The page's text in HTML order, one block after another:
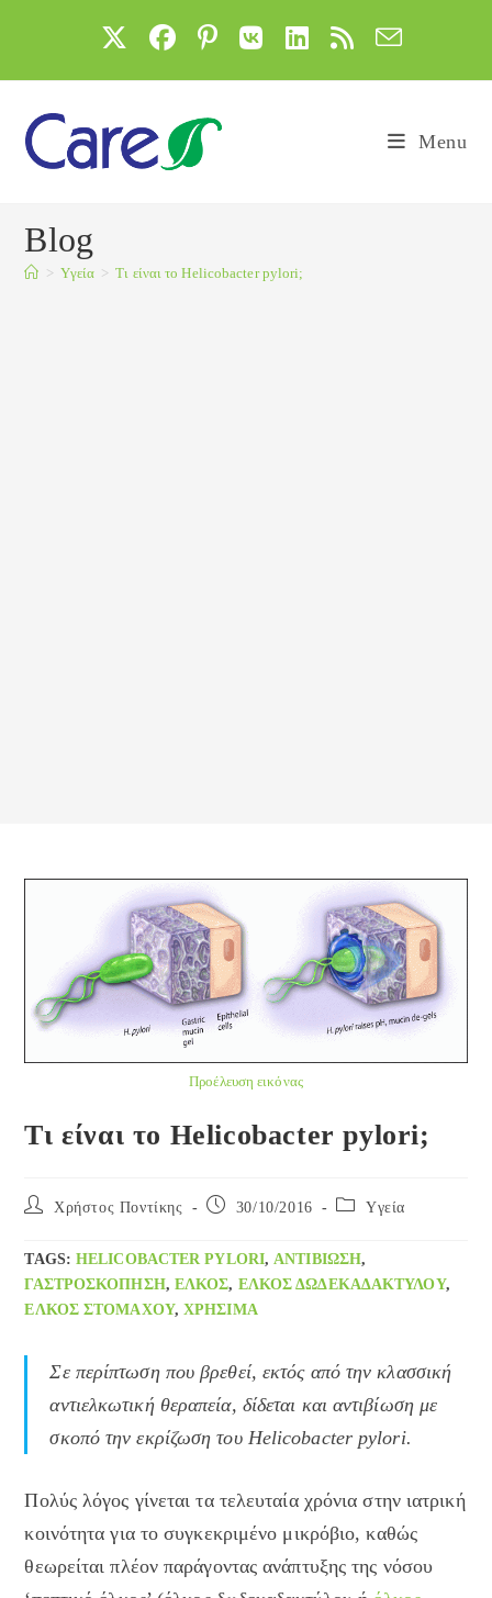
Menu
Blog
> Yγεία > Τι είναι το Helicobacter pylori;
Προέλευση εικόνας
Τι είναι το Helicobacter pylori;
Post Χρήστος Ποντίκης
Post 30/10/2016
Post Yγεία
TAGS:HELICOBACTER PYLORI, ΑΝΤΙΒΊΩΣΗ,
ΓΑΣΤΡΟΣΚΌΠΗΣΗ, ΈΛΚΟΣ, ΈΛΚΟΣ ΔΩΔΕΚΑΔΑΚΤΎΛΟΥ,
ΈΛΚΟΣ ΣΤΟΜΆΧΟΥ, ΧΡΉΣΙΜΑ
Σε περίπτωση που βρεθεί, εκτός από την κλασσική
αντιελκωτική θεραπεία, δίδεται και αντιβίωση με
σκοπό την εκρίζωση του Helicobacter pylori.
Πολύς λόγος γίνεται τα τελευταία χρόνια στην ιατρική
κοινότητα για το συγκεκριμένο μικρόβιο, καθώς
θεωρείται πλέον παράγοντας ανάπτυξης της νόσου